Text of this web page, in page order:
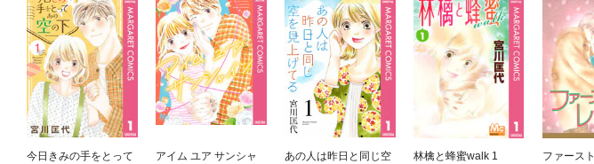
今日きみの手をとって
アイム ユア サンシャ
あの人は昨日と同じ空
林檎と蜂蜜walk 1
ファース